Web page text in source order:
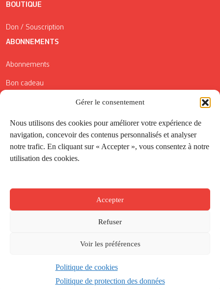
Gérer le consentement
Nous utilisons des cookies pour améliorer votre expérience de
navigation, concevoir des contenus personnalisés et analyser
notre trafic. En cliquant sur « Accepter », vous consentez à notre
utilisation des cookies.
Accepter
Refuser
Voir les préférences
Politique de cookies
Politique de protection des données
BOUTIQUE
Don / Souscription
ABONNEMENTS
Abonnements
Bon cadeau
Conditions générales de vente
Réductions de la Carte Côté Courrier
Application